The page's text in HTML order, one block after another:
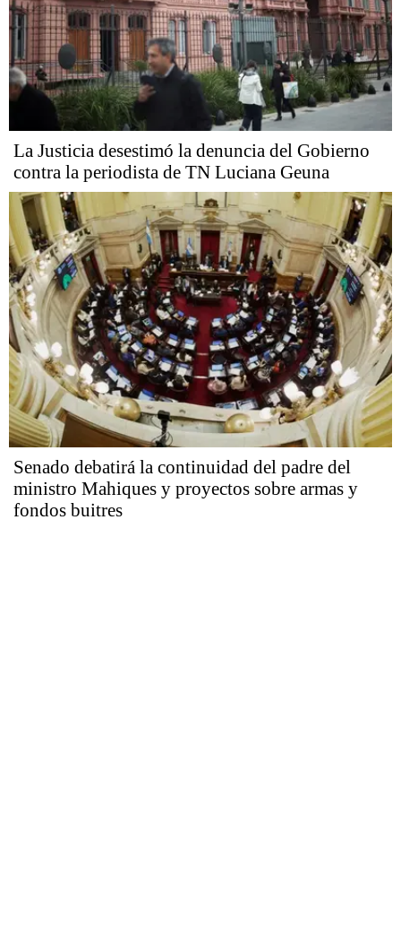
La Justicia desestimó la denuncia del Gobierno
contra la periodista de TN Luciana Geuna
Senado debatirá la continuidad del padre del
ministro Mahiques y proyectos sobre armas y
fondos buitres